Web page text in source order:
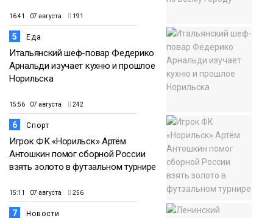
16:41 07 августа 191
5 Еда
Итальянский шеф-повар Федерико
Арнальди изучает кухню и прошлое
Норильска
15:56 07 августа 242
6 Спорт
Игрок ФК «Норильск» Артём
Антошкин помог сборной России
взять золото в футзальном турнире
15:11 07 августа 256
7 Новости